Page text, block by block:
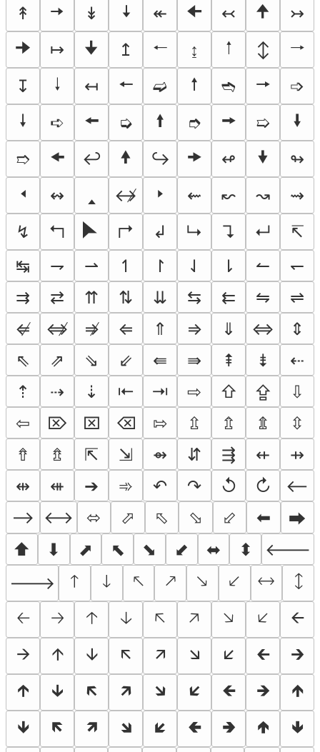
↟
🠆 ↡ 🠇 ↞ 🠈 ↢ 🠉
↣
🠊
↦ 🠋 ↥ 🠐 ↨ 🠑 ↕
🠒
↧
🠓 ↤ 🠔 ➫ 🠕 ➬ 🠖
➩
🠗
➪ 🠘 ➭ 🠙 ➮ 🠚 ➯
🠛
➱
🠜 ↩ 🠝 ↪ 🠞 ↫ 🠟
↬
🢐
↭ ↮ 🢒 ⇜ ↜ ↝
⇝
↯
↰ 🮰 ↱ ↲ ↳ ↴ ↵
↸
↹
⇁ ⇀ ↿ ↾ ⇃ ⇂ ↼
↽
⇉
⇄ ⇈ ⇅ ⇊ ⇆ ⇇ ⇋
⇌
⇍
⇎ ⇏ ⇐ ⇑ ⇒ ⇓ ⇔
⇕
⇖
⇗ ⇘ ⇙ ⇚ ⇛ ⇞ ⇟
⇠
⇡
⇢ ⇣ ⇤ ⇥ ⇨ ⇧ ⇪
⇩
⇦
⌦ ⌧ ⌫ ⇰ ⇫ ⇬ ⇭
⇳
⇮
⇯ ⇱ ⇲ ⇴ ⇵ ⇶ ⇷
⇸
⇹
⇺ ➔ ➾ ↶ ↷ ↺ ↻
⟵
⟶ ⟷ ⬄ ⬀ ⬁ ⬂ ⬃ ⬅
⮕
⬆
⬇ ⬈ ⬉ ⬊ ⬋ ⬌ ⬍
🡐
🡒
🡑 🡓 🡔 🡕 🡖 🡗 🡘
🡙
🡠
🡢 🡡 🡣 🡤 🡥 🡦 🡧
🡨
🡪
🡩 🡫 🡬 🡭 🡮 🡯 🡰
🡲
🡱
🡳 🡴 🡵 🡶 🡷 🡸 🡺
🡹
🡻
🡼 🡽 🡾 🡿 🢀 🢂 🢁
🢃